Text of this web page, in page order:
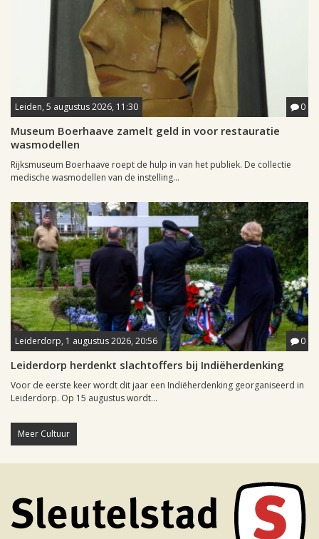
Leiden, 5 augustus 2026, 11:30 0
Museum Boerhaave zamelt geld in voor restauratie
wasmodellen
Rijksmuseum Boerhaave roept de hulp in van het publiek. De collectie
medische wasmodellen van de instelling...
Leiderdorp, 1 augustus 2026, 20:56 0
Leiderdorp herdenkt slachtoffers bij Indiëherdenking
Voor de eerste keer wordt dit jaar een Indiëherdenking georganiseerd in
Leiderdorp. Op 15 augustus wordt...
Meer Cultuur